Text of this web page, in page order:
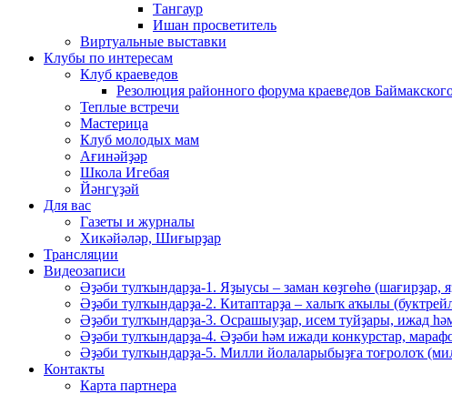
Тангаур
Ишан просветитель
Виртуальные выставки
Клубы по интересам
Клуб краеведов
Резолюция районного форума краеведов
Теплые встречи
Мастерица
Клуб молодых мам
Ағинәйҙәр
Школа Игебая
Йәнгүҙәй
Для вас
Газеты и журналы
Хикәйәләр, Шиғырҙар
Трансляции
Видеозаписи
Әҙәби тулҡындарҙа-1. Яҙыусы – заман көҙгөһө
Әҙәби тулҡындарҙа-2. Китаптарҙа – халыҡ аҡылы
Әҙәби тулҡындарҙа-3. Осрашыуҙар, исем туйҙары, ижад
Әҙәби тулҡындарҙа-4. Әҙәби һәм ижади конкурстар,
Әҙәби тулҡындарҙа-5. Милли йолаларыбыҙға тоғролоҡ
Контакты
Карта партнера